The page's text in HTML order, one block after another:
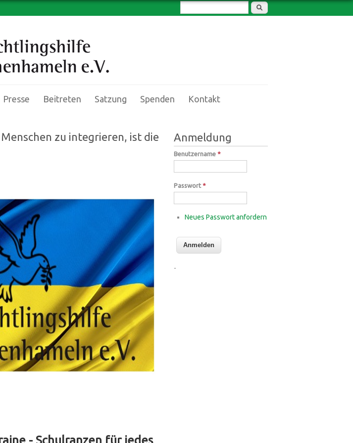
Suchformular
Presse Beitreten Satzung Spenden Kontakt
zu integrieren, ist die
- Schulranzen für jedes
Anmeldung
Benutzername *
Passwort*
Neues Passwort anfordern
-